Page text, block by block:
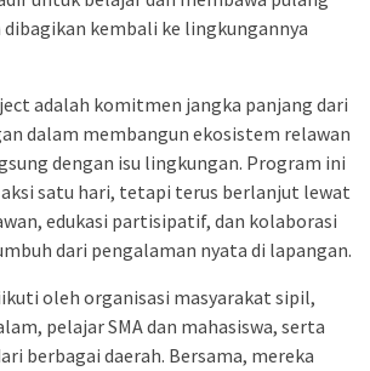
kembali ke lingkungannya
adalah komitmen jangka panjang dari
dalam membangun ekosistem relawan
dengan isu lingkungan. Program ini
satu hari, tetapi terus berlanjut lewat
edukasi partisipatif, dan kolaborasi
dari pengalaman nyata di lapangan.
oleh organisasi masyarakat sipil,
pelajar SMA dan mahasiswa, serta
berbagai daerah. Bersama, mereka